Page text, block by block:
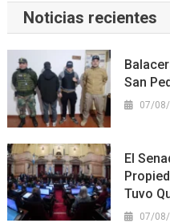
Noticias recientes
San
07/
El
Tuvo
07/